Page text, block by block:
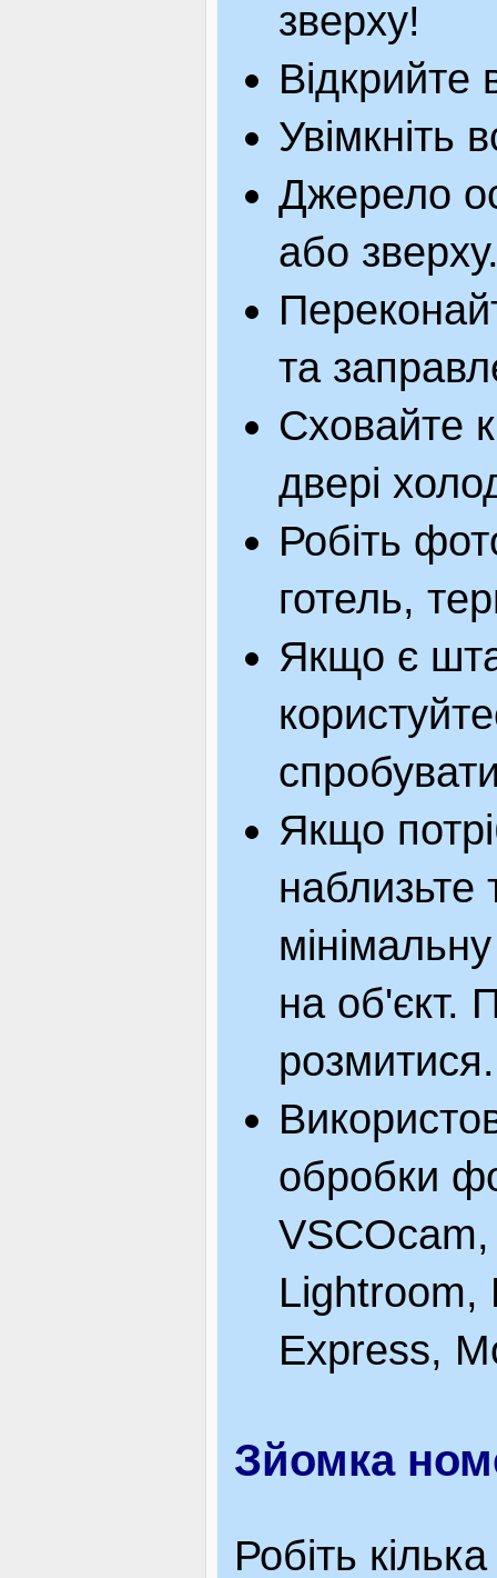
зверху!
Відкрийте
Увімкніть
Джерело
або
та
Сховайте
двері
Робіть
готель,
Якщо є
Якщо
мінімальну
на об'єкт.
розмитися.
обробки
Lightroom,
Express,
Зйомка
Робіть